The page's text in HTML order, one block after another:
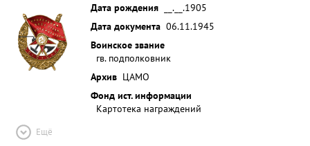
Дата рождения
__.__.1905
Дата документа 06.11.1945
Воинское звание
гв. подполковник
Архив ЦАМО
Фонд ист. информации
Картотека награждений
Ещё